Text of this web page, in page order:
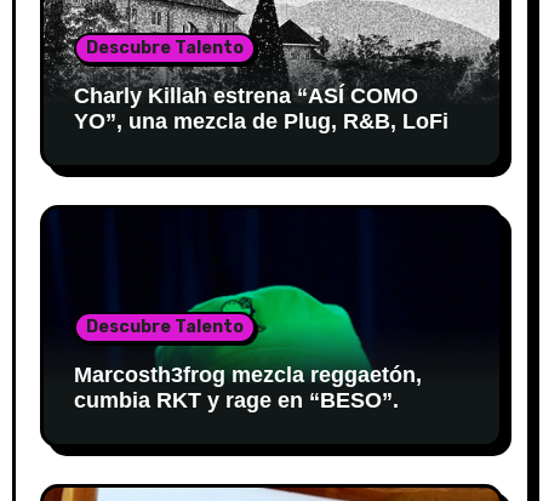
Descubre Talento
Charly Killah estrena “ASÍ COMO
YO”, una mezcla de Plug, R&B, LoFi
Descubre Talento
Marcosth3frog mezcla reggaetón,
cumbia RKT y rage en “BESO”.